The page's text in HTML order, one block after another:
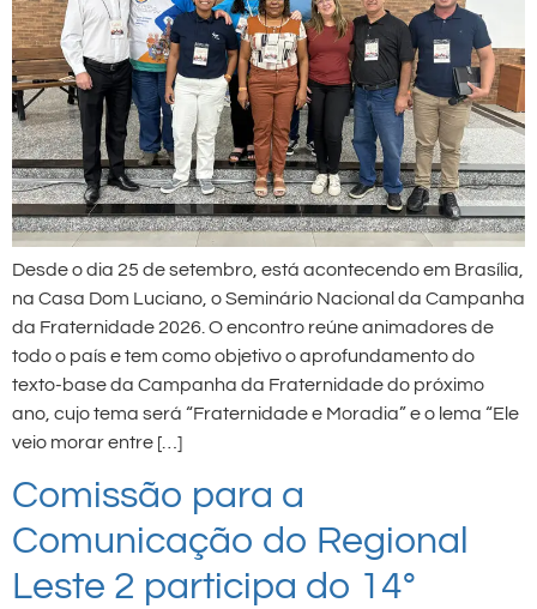
Desde o dia 25 de setembro, está acontecendo em Brasília,
na Casa Dom Luciano, o Seminário Nacional da Campanha
da Fraternidade 2026. O encontro reúne animadores de
todo o país e tem como objetivo o aprofundamento do
texto-base da Campanha da Fraternidade do próximo
ano, cujo tema será “Fraternidade e Moradia” e o lema “Ele
veio morar entre […]
Comissão para a
Comunicação do Regional
Leste 2 participa do 14°